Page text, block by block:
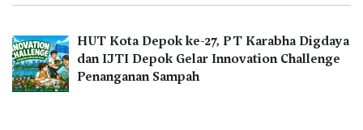
HUT Kota Depok ke-27, PT Karabha Digdaya
dan IJTI Depok Gelar Innovation Challenge
Penanganan Sampah